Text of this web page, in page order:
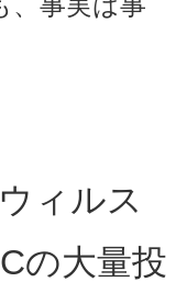
ィルス
の大量投